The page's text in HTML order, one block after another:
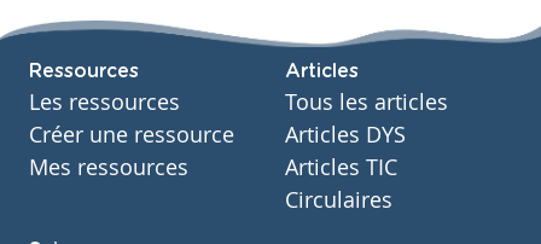
Ressources
Les ressources
Créer une ressource
Mes ressources
Articles
Tous les articles
Articles DYS
Articles TIC
Circulaires